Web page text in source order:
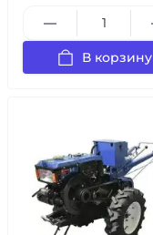
В корзину